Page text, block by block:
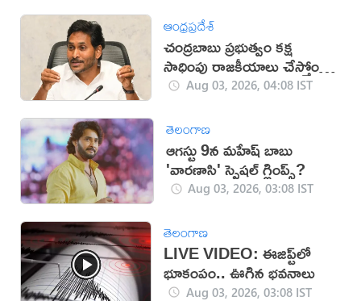
ఆంధ్రప్రదేశ్
చంద్రబాబు ప్రభుత్వం కక్ష
సాధింపు రాజకీయాలు చేస్తోంది:
జగన్Aug 03, 2026, 04:08 IST
తెలంగాణ
ఆగస్టు 9న మహేష్ బాబు
'వారణాసి' స్పెషల్ గ్లింప్స్?
Aug 03, 2026, 03:08 IST
తెలంగాణ
LIVE VIDEO: ఈజిప్ట్‌లో
భూకంపం.. ఊగిన భవనాలు
Aug 03, 2026, 03:08 IST